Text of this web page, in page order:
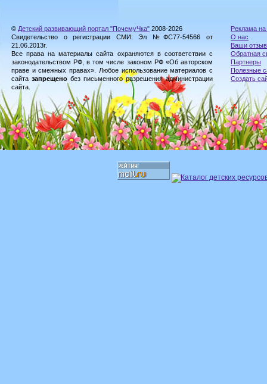
© Детский развивающий портал "ПочемуЧка" 2008-2026
Свидетельство о регистрации СМИ: Эл №ФС77-54566 от
21.06.2013г.
Все права на материалы сайта охраняются в соответствии с
законодательством РФ, в том числе законом РФ «Об авторском
праве и смежных правах». Любое использование материалов с
сайта запрещено без письменного разрешения администрации
сайта.
Реклама на
О нас
Ваши
Обратная
Партнеры
Полезные
Создать